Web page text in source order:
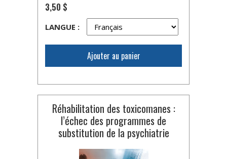
3,50 $
LANGUE :
Ajouter au panier
Réhabilitation des toxicomanes :
l’échec des programmes de
substitution de la psychiatrie